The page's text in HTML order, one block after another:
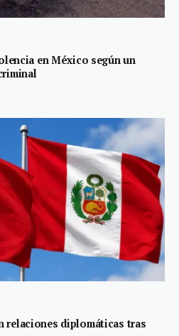
en México según un
relaciones diplomáticas tras